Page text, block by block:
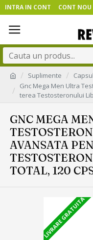
INTRA IN CONT CONT NOU
Suplimente
Gnc Mega Men Ultra
terea Testosteronului
GNC MEGA
AVANSATA
TOTAL, 120
LIVRARE GRATUITA